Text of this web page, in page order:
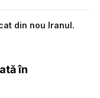
din nou Iranul.
în